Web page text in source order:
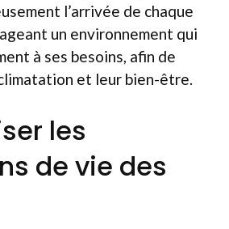
l’arrivée de chaque
un environnement qui
à ses besoins, afin de
et leur bien-être.
les
de vie des